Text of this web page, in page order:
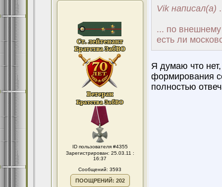
ID пользователя #4355
Зарегистрирован: 25.03.11 :
16:37
Сообщений: 3593
ПООЩРЕНИЙ: 202
Vik написал(а)
... по
есть ли
Я думаю что
формирования
полностью